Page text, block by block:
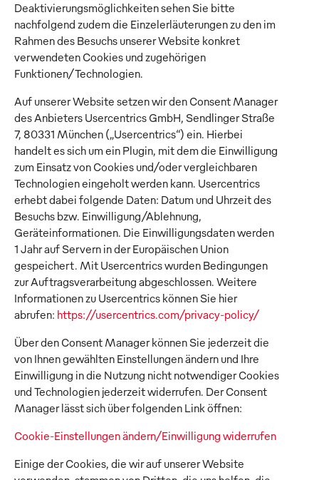
Deaktivierungsmöglichkeiten sehen Sie bitte
nachfolgend zudem die Einzelerläuterungen zu den im
Rahmen des Besuchs unserer Website konkret
verwendeten Cookies und zugehörigen
Funktionen/Technologien.
Auf unserer Website setzen wir den Consent Manager
des Anbieters Usercentrics GmbH, Sendlinger Straße
7, 80331 München („Usercentrics“) ein. Hierbei
handelt es sich um ein Plugin, mit dem die Einwilligung
zum Einsatz von Cookies und/oder vergleichbaren
Technologien eingeholt werden kann. Usercentrics
erhebt dabei folgende Daten: Datum und Uhrzeit des
Besuchs bzw. Einwilligung/Ablehnung,
Geräteinformationen. Die Einwilligungsdaten werden
1 Jahr auf Servern in der Europäischen Union
gespeichert. Mit Usercentrics wurden Bedingungen
zur Auftragsverarbeitung abgeschlossen. Weitere
Informationen zu Usercentrics können Sie hier
abrufen: https://usercentrics.com/privacy-policy/
Über den Consent Manager können Sie jederzeit die
von Ihnen gewählten Einstellungen ändern und Ihre
Einwilligung in die Nutzung nicht notwendiger Cookies
und Technologien jederzeit widerrufen. Der Consent
Manager lässt sich über folgenden Link öffnen:
Cookie-Einstellungen ändern/Einwilligung widerrufen
Einige der Cookies, die wir auf unserer Website